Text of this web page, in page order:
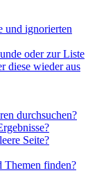
und ignorierten
oder zur Liste
diese wieder aus
durchsuchen?
Seite?
Themen finden?